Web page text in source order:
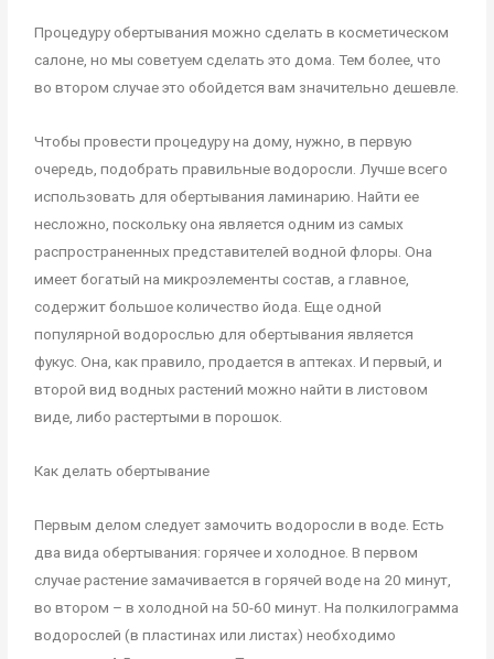
Процедуру обертывания можно сделать в косметическом
салоне, но мы советуем сделать это дома. Тем более, что
во втором случае это обойдется вам значительно дешевле.
Чтобы провести процедуру на дому, нужно, в первую
очередь, подобрать правильные водоросли. Лучше всего
использовать для обертывания ламинарию. Найти ее
несложно, поскольку она является одним из самых
распространенных представителей водной флоры. Она
имеет богатый на микроэлементы состав, а главное,
содержит большое количество йода. Еще одной
популярной водорослью для обертывания является
фукус. Она, как правило, продается в аптеках. И первый, и
второй вид водных растений можно найти в листовом
виде, либо растертыми в порошок.
Как делать обертывание
Первым делом следует замочить водоросли в воде. Есть
два вида обертывания: горячее и холодное. В первом
случае растение замачивается в горячей воде на 20 минут,
во втором – в холодной на 50-60 минут. На полкилограмма
водорослей (в пластинах или листах) необходимо